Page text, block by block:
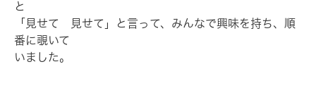
と
「見せて 見せて」と言って、みんなで興味を持ち、順
番に覗いて
いました。